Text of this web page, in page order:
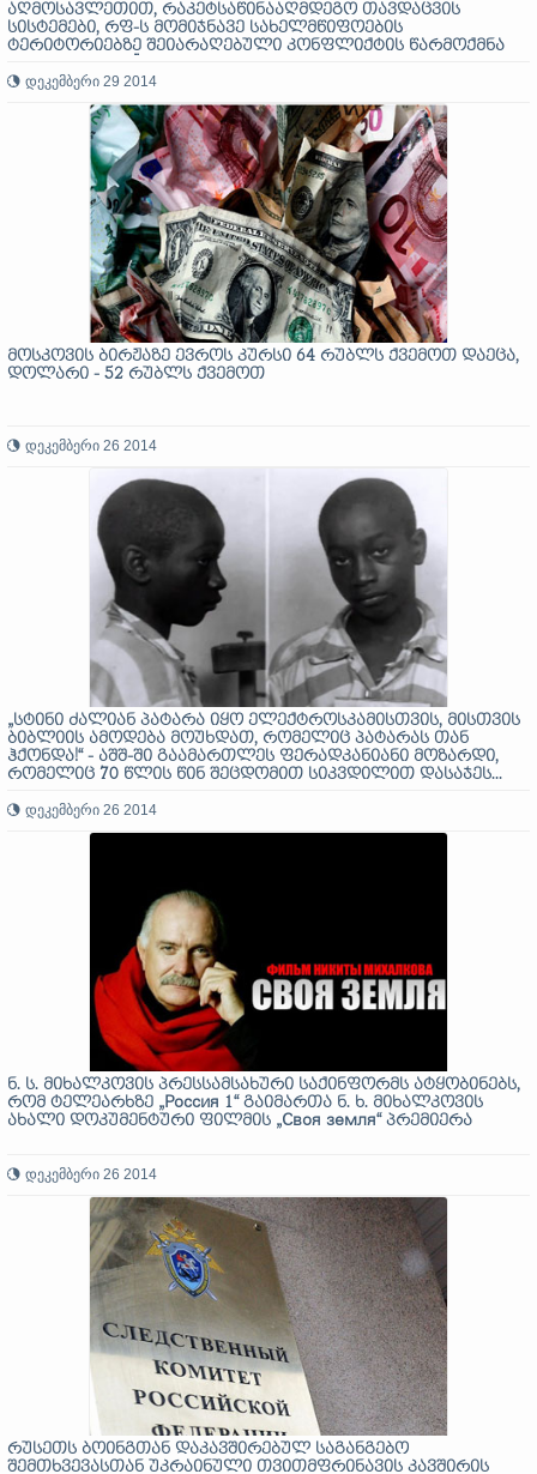
აღმოსავლეთით, რაკეტსაწინააღმდეგო თავდაცვის
სისტემები, რფ-ს მომიჯნავე სახელმწიფოების
ტერიტორიებზე შეიარაღებული კონფლიქტის წარმოქმნა
დეკემბერი 29 2014
მოსკოვის ბირჟაზე ევროს კურსი 64 რუბლს ქვემოთ დაეცა,
დოლარი - 52 რუბლს ქვემოთ
დეკემბერი 26 2014
„სტინი ძალიან პატარა იყო ელექტროსკამისთვის, მისთვის
ბიბლიის ამოდება მოუხდათ, რომელიც პატარას თან
ჰქონდა!“ - აშშ-ში გაამართლეს ფერადკანიანი მოზარდი,
რომელიც 70 წლის წინ შეცდომით სიკვდილით დასაჯეს...
დეკემბერი 26 2014
ნ. ს. მიხალკოვის პრესსამსახური საქინფორმს ატყობინებს,
რომ ტელეარხზე „Россия 1“ გაიმართა ნ. ხ. მიხალკოვის
ახალი დოკუმენტური ფილმის „Своя земля“ პრემიერა
დეკემბერი 26 2014
რუსეთს ბოინგთან დაკავშირებულ საგანგებო
შემთხვევასთან უკრაინული თვითმფრინავის კავშირის